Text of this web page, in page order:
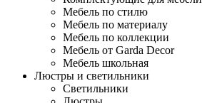
Мебель по стилю
Мебель по материалу
Мебель по коллекции
Мебель от Garda Decor
Мебель школьная
Люстры и светильники
Светильники